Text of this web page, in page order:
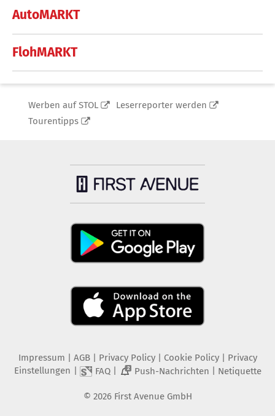
AutoMARKT
FlohMARKT
Werben auf STOL
Leserreporter werden
Tourentipps
Impressum AGB Privacy Policy| Cookie Policy| Privacy
Einstellungen
FAQ| 2 Push-Nachrichten Netiquette
© 2026 First Avenue GmbH